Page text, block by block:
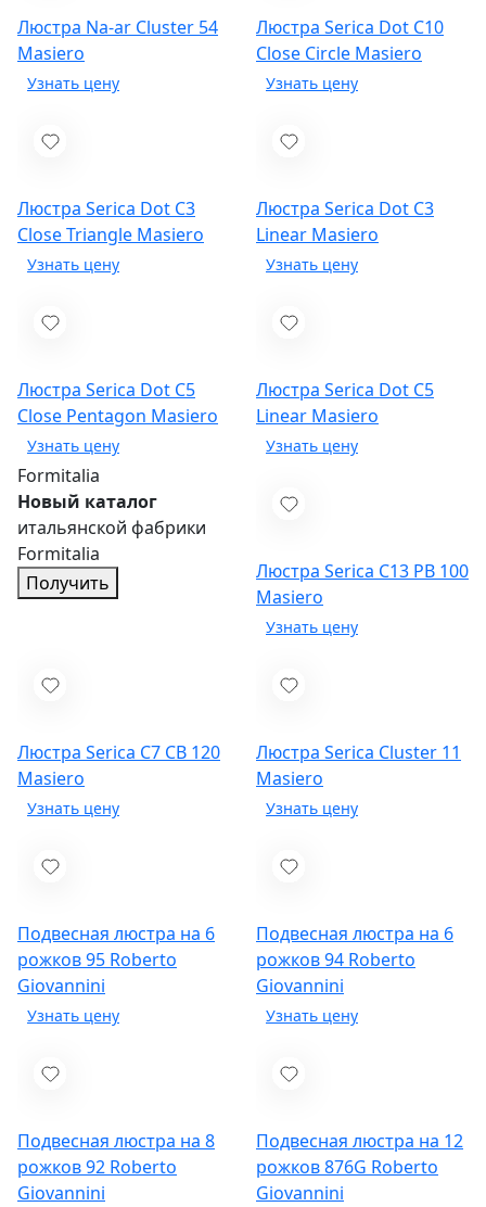
Люстра Na-ar Cluster 54
Masiero
Люстра Serica Dot C10
Close Circle Masiero
Люстра Serica Dot C3
Close Triangle Masiero
Люстра Serica Dot C3
Linear Masiero
Люстра Serica Dot C5
Close Pentagon Masiero
Люстра Serica Dot C5
Linear Masiero
Formitalia
Новый каталог
итальянской фабрики
Formitalia
Получить
Люстра Serica C13 PB 100
Masiero
Люстра Serica C7 CB 120
Masiero
Люстра Serica Cluster 11
Masiero
Подвесная люстра на 6
рожков 95 Roberto
Giovannini
Подвесная люстра на 6
рожков 94 Roberto
Giovannini
Подвесная люстра на 8
рожков 92 Roberto
Giovannini
Подвесная люстра на 12
рожков 876G Roberto
Giovannini